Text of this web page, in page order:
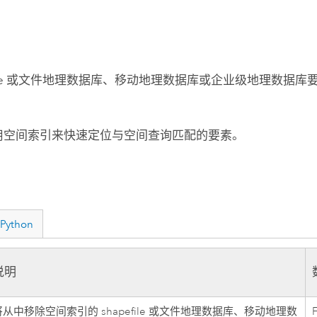
或文件地理数据库、移动地理数据库或企业级地理数据库
间索引来快速定位与空间查询匹配的要素。
Python
明
从中移除空间索引的 shapefile 或文件地理数据库、移动地理数